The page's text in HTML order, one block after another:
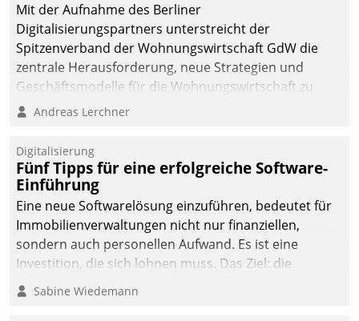
Mit der Aufnahme des Berliner
Digitalisierungspartners unterstreicht der
Spitzenverband der Wohnungswirtschaft GdW die
zentrale Herausforderung, neue Strategien und
Geschäftsmodelle für die Wohnungswirtschaft zu
entwickeln.
Andreas Lerchner
Digitalisierung
Fünf Tipps für eine erfolgreiche Software-
Einführung
Eine neue Softwarelösung einzuführen, bedeutet für
Immobilienverwaltungen nicht nur finanziellen,
sondern auch personellen Aufwand. Es ist eine
Investition, die sich lohnen muss. Das Ziel: die
nachhaltige Optimierung der Geschäftsabläufe. Damit
dieses Ziel erreicht wird, sollten einige Grundregeln
Sabine Wiedemann